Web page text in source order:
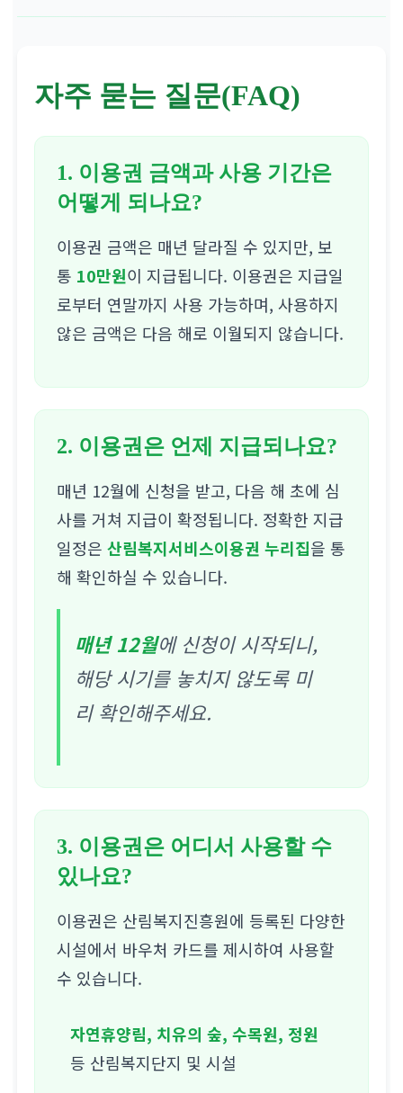
자주 묻는 질문(FAQ)
1. 이용권 금액과 사용 기간은
어떻게 되나요?
이용권 금액은 매년 달라질 수 있지만, 보
통 10만원이 지급됩니다. 이용권은 지급일
로부터 연말까지 사용 가능하며, 사용하지
않은 금액은 다음 해로 이월되지 않습니다.
2. 이용권은 언제 지급되나요?
매년 12월에 신청을 받고, 다음 해 초에 심
사를 거쳐 지급이 확정됩니다. 정확한 지급
일정은산림복지서비스이용권 누리집을 통
해 확인하실 수 있습니다.
매년 12월에 신청이 시작되니,
해당 시기를 놓치지 않도록 미
리 확인해주세요.
3. 이용권은 어디서 사용할 수
있나요?
이용권은 산림복지진흥원에 등록된 다양한
시설에서 바우처 카드를 제시하여 사용할
수 있습니다.
자연휴양림, 치유의 숲, 수목원, 정원
등 산림복지단지 및 시설